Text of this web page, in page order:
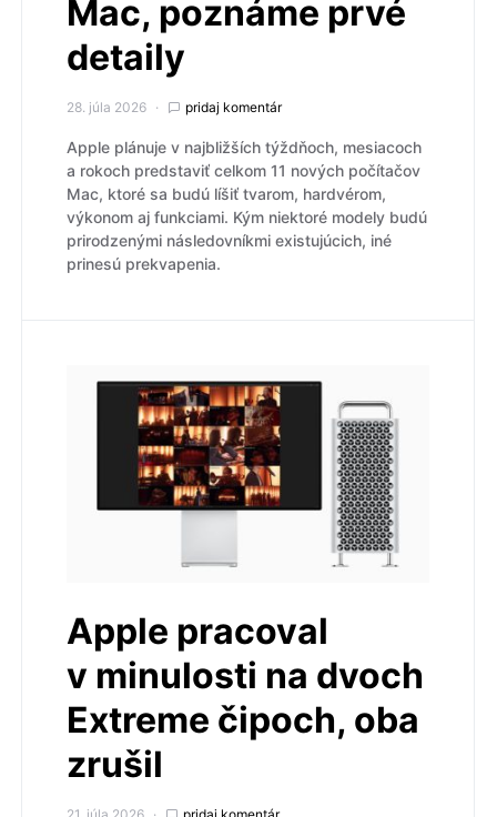
Mac, poznáme prvé
detaily
28. júla 2026 pridaj komentár
Apple plánuje v najbližších týždňoch, mesiacoch
a rokoch predstaviť celkom 11 nových počítačov
Mac, ktoré sa budú líšiť tvarom, hardvérom,
výkonom aj funkciami. Kým niektoré modely budú
prirodzenými následovníkmi existujúcich, iné
prinesú prekvapenia.
Apple pracoval
v minulosti na dvoch
Extreme čipoch, oba
zrušil